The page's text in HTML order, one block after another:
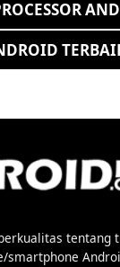
tentang
smartphone